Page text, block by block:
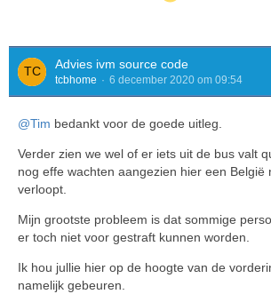
Advies ivm source code
tcbhome 6 december 2020 om 09:54
@Tim bedankt voor de goede uitleg.
Verder zien we wel of er iets uit de bus valt
nog effe wachten aangezien hier een België
verloopt.
Mijn grootste probleem is dat sommige
er toch niet voor gestraft kunnen worden.
Ik hou jullie hier op de hoogte van de
namelijk gebeuren.